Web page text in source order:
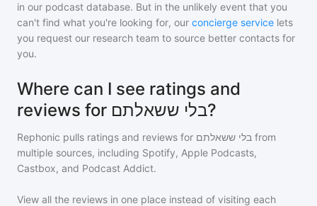
in our podcast database. But in the unlikely event that you
can't find what you're looking for, our concierge service lets
you request our research team to source better contacts for
you.
Where can I see ratings and
reviews for בלי ששאלתם?
Rephonic pulls ratings and reviews for בלי ששאלתם from
multiple sources, including Spotify, Apple Podcasts,
Castbox, and Podcast Addict.
View all the reviews in one place instead of visiting each